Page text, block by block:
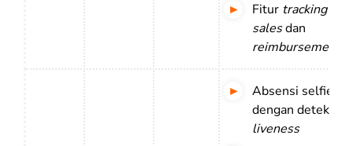
Fitur tracking
salesdan
reimbursement
Absensi selfie
dengan deteksi
liveness